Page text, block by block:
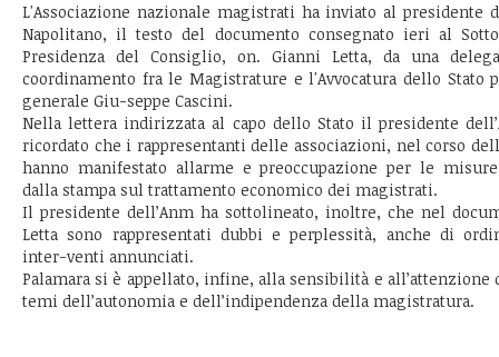
L'Associazione nazionale magistrati ha inviato al presidente
Napolitano, il testo del documento consegnato ieri al
Presidenza del Consiglio, on. Gianni Letta, da una
coordinamento fra le Magistrature e l'Avvocatura dello Stato
generale Giu-seppe Cascini.
Nella lettera indirizzata al capo dello Stato il presidente
ricordato che i rappresentanti delle associazioni, nel corso
hanno manifestato allarme e preoccupazione per le
dalla stampa sul trattamento economico dei magistrati.
Il presidente dell’Anm ha sottolineato, inoltre, che nel
Letta sono rappresentati dubbi e perplessità, anche di
inter-venti annunciati.
Palamara si è appellato, infine, alla sensibilità e
temi dell’autonomia e dell’indipendenza della magistratura.